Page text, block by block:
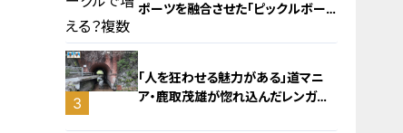
ポーツを融合させた「ピックルボー
3
「人を狂わせる魅力がある」道マニ
ア・鹿取茂雄が惚れ込んだレンガの